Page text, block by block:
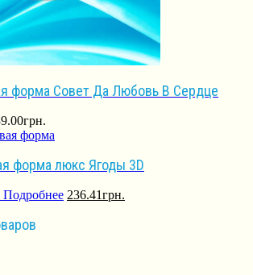
форма Совет Да Любовь В Сердце
грн.
форма люкс Ягоды 3D
Подробнее 236.41грн.